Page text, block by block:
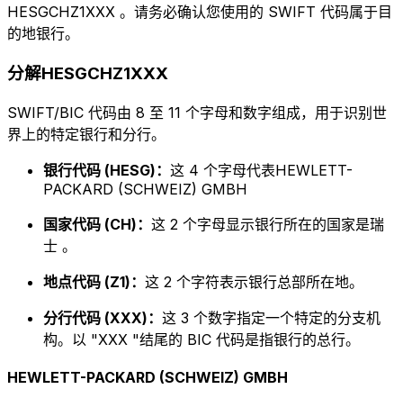
HESGCHZ1XXX 。请务必确认您使用的 SWIFT 代码属于目
的地银行。
分解HESGCHZ1XXX
SWIFT/BIC 代码由 8 至 11 个字母和数字组成，用于识别世
界上的特定银行和分行。
银行代码 (HESG)： 这 4 个字母代表HEWLETT-
PACKARD (SCHWEIZ) GMBH
国家代码 (CH)： 这 2 个字母显示银行所在的国家是瑞
士 。
地点代码 (Z1)： 这 2 个字符表示银行总部所在地。
分行代码 (XXX)： 这 3 个数字指定一个特定的分支机
构。以 "XXX "结尾的 BIC 代码是指银行的总行。
HEWLETT-PACKARD (SCHWEIZ) GMBH